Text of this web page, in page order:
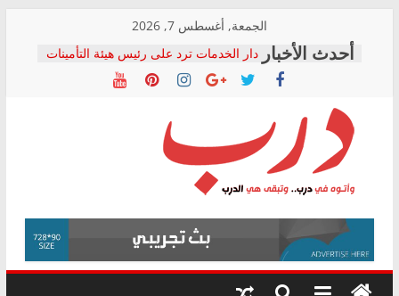
content
الجمعة, أغسطس 7, 2026
دار الخدمات ترد على رئيس هيئة التأمينات
بعد مؤتمره الصحفي: إنكار الأزمة لا ينهي
معاناة أصحاب المعاشات.. ونطالب بكشف
فرحات سليمان يكتب: القطاع الصحي إلى
أين؟
حزب التحالف الشعبي يطلق لجنة “الحق
في الصحة” بالإسكندرية لرصد الانتهاكات
ودعم المرضى
الوزاري لمدينة الصحفيين.. وانتهاء أعمال
إنشاء المبنى الإداري
المجلس القومي لحقوق الإنسان يعلن
متابعة قضية الدكتور محمد زهران.. ويؤكد:
درب
وأتوه
درب..
وتبقى